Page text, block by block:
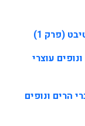
(פרק 1)
עוצרי
הרים ונופים